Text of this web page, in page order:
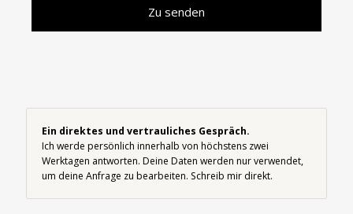
Ein direktes und vertrauliches Gespräch.
Ich werde persönlich innerhalb von höchstens zwei
Werktagen antworten. Deine Daten werden nur verwendet,
um deine Anfrage zu bearbeiten. Schreib mir direkt.